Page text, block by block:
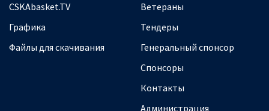
CSKAbasket.TV
Графика
Файлы для скачивания
Ветераны
Тендеры
Генеральный спонсор
Спонсоры
Контакты
Администрация